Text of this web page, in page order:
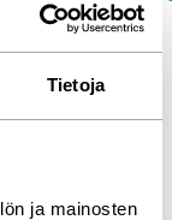
Tietoja
ja mainosten